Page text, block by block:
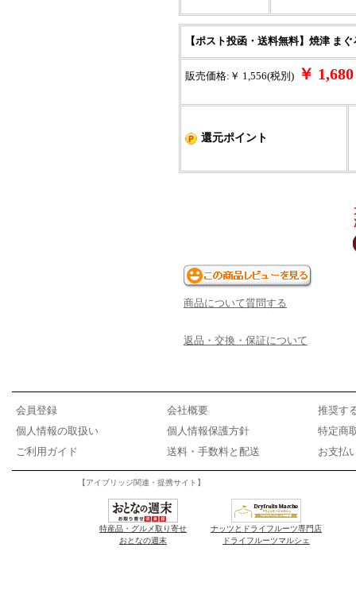
【ポスト投函・送料無料】焼津 ま
販売価格:￥ 1,556(税別) ￥
還元ポイント
商品について質問する
返品・交換・保証について
会員登録 会社概要
推奨す
個人情報の取扱い
個人情報保護方針
特定商
ご利用ガイド
送料・手数料と配送 お支払
【アイブリッジ関連・提携サイト】
特産品・グルメ取り寄せ
おとなの週末
ナッツとドライフルーツ専門店
ドライフルーツマルシェ